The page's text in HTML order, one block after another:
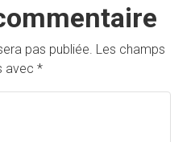
pas publiée. Les champs
avec *